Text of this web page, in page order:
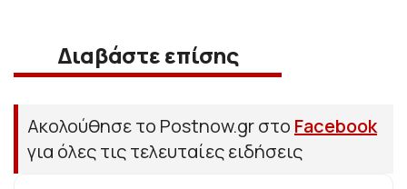
Διαβάστε επίσης
Ακολούθησε το Postnow.gr στο Facebook
για όλες τις τελευταίες ειδήσεις